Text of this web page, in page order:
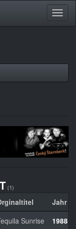
T (1)
Jahr
Sunrise 1988